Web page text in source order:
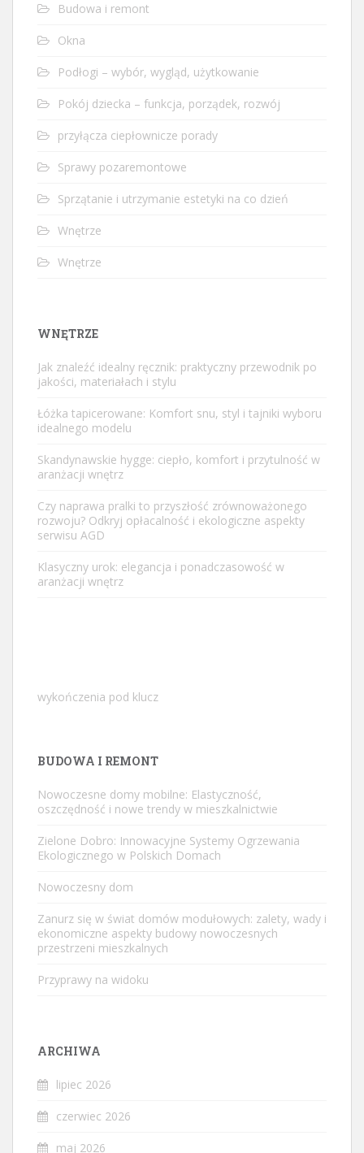
Budowa i remont
Okna
Podłogi – wybór, wygląd, użytkowanie
Pokój dziecka – funkcja, porządek, rozwój
przyłącza ciepłownicze porady
Sprawy pozaremontowe
Sprzątanie i utrzymanie estetyki na co dzień
Wnętrze
Wnętrze
WNĘTRZE
Jak znaleźć idealny ręcznik: praktyczny przewodnik po
jakości, materiałach i stylu
Łóżka tapicerowane: Komfort snu, styl i tajniki wyboru
idealnego modelu
Skandynawskie hygge: ciepło, komfort i przytulność w
aranżacji wnętrz
Czy naprawa pralki to przyszłość zrównoważonego
rozwoju? Odkryj opłacalność i ekologiczne aspekty
serwisu AGD
Klasyczny urok: elegancja i ponadczasowość w
aranżacji wnętrz
wykończenia pod klucz
BUDOWA I REMONT
Nowoczesne domy mobilne: Elastyczność,
oszczędność i nowe trendy w mieszkalnictwie
Zielone Dobro: Innowacyjne Systemy Ogrzewania
Ekologicznego w Polskich Domach
Nowoczesny dom
Zanurz się w świat domów modułowych: zalety, wady i
ekonomiczne aspekty budowy nowoczesnych
przestrzeni mieszkalnych
Przyprawy na widoku
ARCHIWA
lipiec 2026
czerwiec 2026
maj 2026